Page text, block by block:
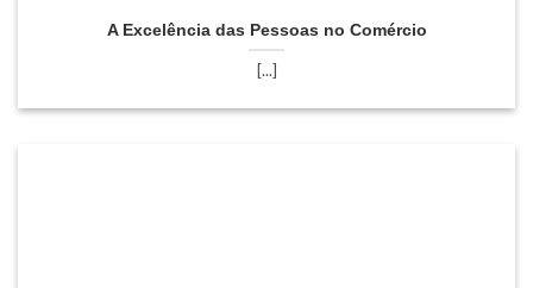
A Excelência das Pessoas no Comércio
[...]